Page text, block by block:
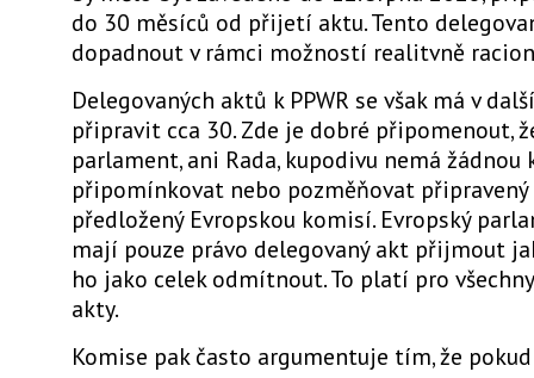
do 30 měsíců od přijetí aktu. Tento
dopadnout v rámci možností realitvně
Delegovaných aktů k PPWR se však má v
připravit cca 30. Zde je dobré připomenout,
parlament, ani Rada, kupodivu nemá
připomínkovat nebo pozměňovat
předložený Evropskou komisí. Evropský
mají pouze právo delegovaný akt přijmout
ho jako celek odmítnout. To platí pro
akty.
Komise pak často argumentuje tím, že